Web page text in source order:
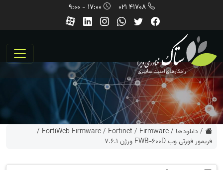
41708 021
/ دانلودها /
Firmware
/
Fortinet
/
FortiWeb Firmware
/
فریمور فورتی وب FWB-600D ورژن 7.6.1